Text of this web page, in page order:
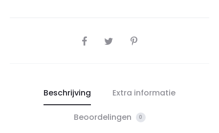
SHARE
Beschrijving Extra informatie
Beoordelingen 0